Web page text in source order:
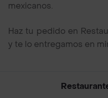
mexicanos.
Haz tu pedido en
y te lo entregamos en